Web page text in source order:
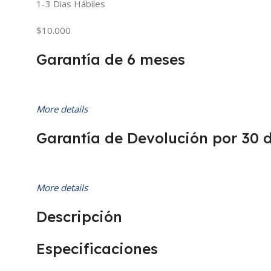
1-3 Dias Hábiles
$10.000
Garantía de 6 meses
More details
Garantía de Devolución por 30
More details
Descripción
Especificaciones